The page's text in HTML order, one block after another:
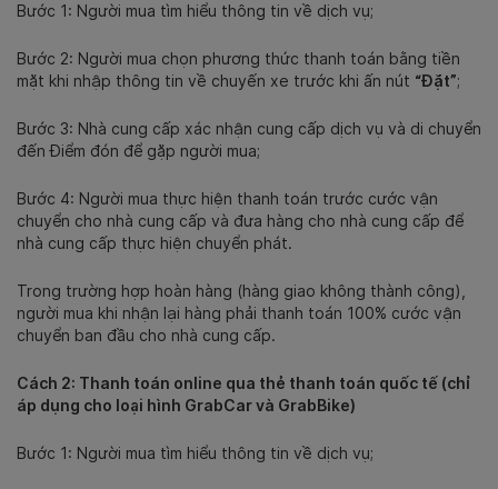
Bước 1: Người mua tìm hiểu thông tin về dịch vụ;
Bước 2: Người mua chọn phương thức thanh toán bằng tiền
mặt khi nhập thông tin về chuyến xe trước khi ấn nút “Đặt”;
Bước 3: Nhà cung cấp xác nhận cung cấp dịch vụ và di chuyển
đến Điểm đón để gặp người mua;
Bước 4: Người mua thực hiện thanh toán trước cước vận
chuyển cho nhà cung cấp và đưa hàng cho nhà cung cấp để
nhà cung cấp thực hiện chuyển phát.
Trong trường hợp hoàn hàng (hàng giao không thành công),
người mua khi nhận lại hàng phải thanh toán 100% cước vận
chuyển ban đầu cho nhà cung cấp.
Cách 2: Thanh toán online qua thẻ thanh toán quốc tế (chỉ
áp dụng cho loại hình GrabCar và GrabBike)
Bước 1: Người mua tìm hiểu thông tin về dịch vụ;